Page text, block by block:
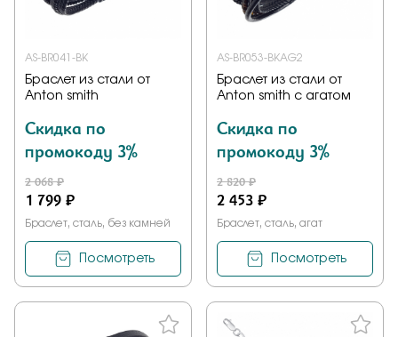
AS-BR041-BK
Браслет из стали от
Anton smith
Скидка по
промокоду 3%
2 068 ₽
1 799 ₽
Браслет, сталь, без камней
Посмотреть
AS-BR053-BKAG2
Браслет из стали от
Anton smith с агатом
Скидка по
промокоду 3%
2 820 ₽
2 453 ₽
Браслет, сталь, агат
Посмотреть